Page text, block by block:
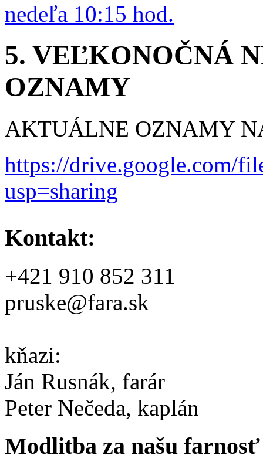
nedeľa 10:15 hod.
5. VEĽKONOČNÁ
OZNAMY
AKTUÁLNE OZNAMY
https://drive.google.com/
usp=sharing
Kontakt:
+421 910 852 311
pruske@fara.sk
kňazi:
Ján Rusnák, farár
Peter Nečeda, kaplán
Modlitba za našu farnosť